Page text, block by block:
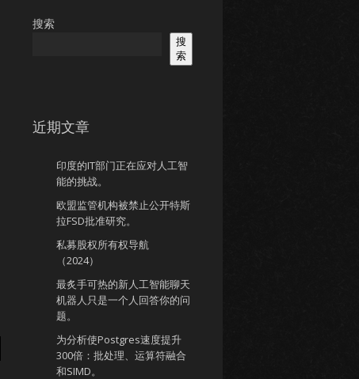
搜索
搜
索
近期文章
印度的IT部门正在应对人工智
能的挑战。
欧盟监管机构被禁止公开特斯
拉FSD批准研究。
私募股权所有权导航
（2024）
最炙手可热的新人工智能聊天
机器人只是一个人回答你的问
题。
为分析使Postgres速度提升
300倍：批处理、运算符融合
和SIMD。